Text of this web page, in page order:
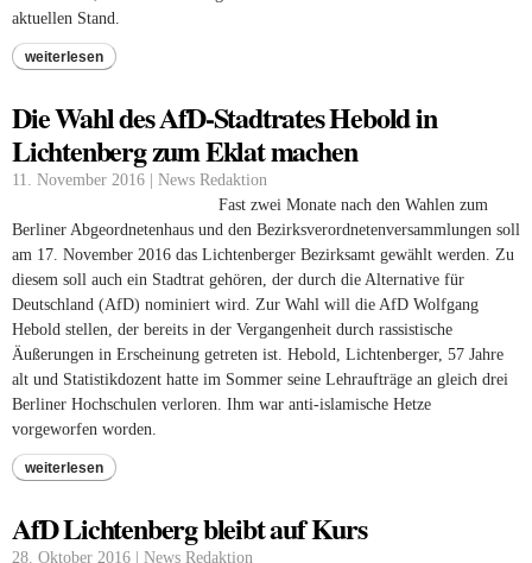
aktuellen Stand.
weiterlesen
Die Wahl des AfD-Stadtrates Hebold in
Lichtenberg zum Eklat machen
11. November 2016 | News Redaktion
Fast zwei Monate nach den Wahlen zum
Berliner Abgeordnetenhaus und den Bezirksverordnetenversammlungen soll
am 17. November 2016 das Lichtenberger Bezirksamt gewählt werden. Zu
diesem soll auch ein Stadtrat gehören, der durch die Alternative für
Deutschland (AfD) nominiert wird. Zur Wahl will die AfD Wolfgang
Hebold stellen, der bereits in der Vergangenheit durch rassistische
Äußerungen in Erscheinung getreten ist. Hebold, Lichtenberger, 57 Jahre
alt und Statistikdozent hatte im Sommer seine Lehraufträge an gleich drei
Berliner Hochschulen verloren. Ihm war anti-islamische Hetze
vorgeworfen worden.
weiterlesen
AfD Lichtenberg bleibt auf Kurs
28. Oktober 2016 | News Redaktion